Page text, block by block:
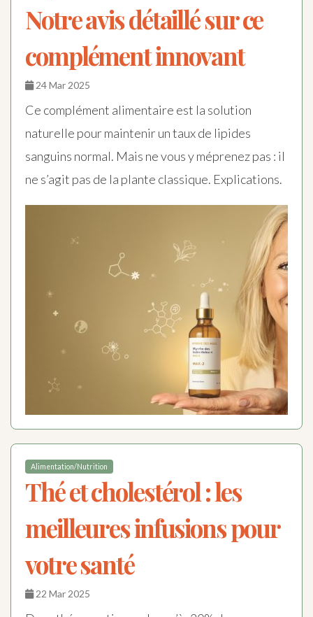
Notre avis détaillé sur ce
complément innovant
24 Mar 2025
Ce complément alimentaire est la solution
naturelle pour maintenir un taux de lipides
sanguins normal. Mais ne vous y méprenez pas : il
ne s’agit pas de la plante classique. Explications.
Alimentation/Nutrition
Thé et cholestérol : les
meilleures infusions pour
votre santé
22 Mar 2025